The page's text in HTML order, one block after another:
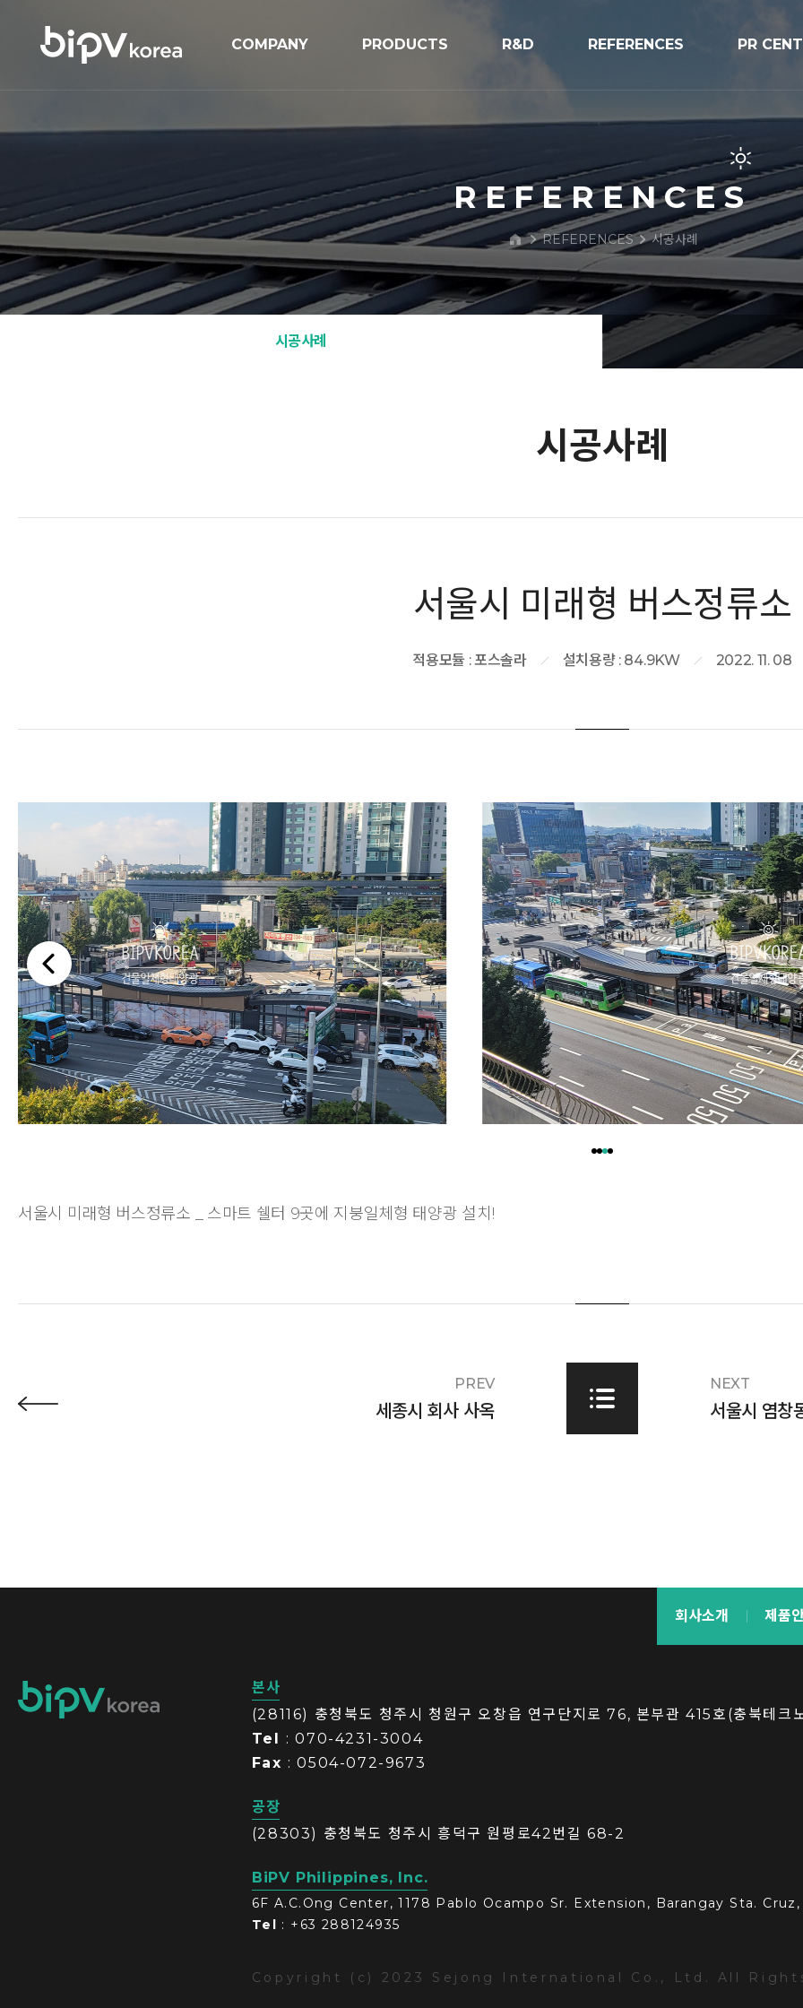
COMPANY
오시는길
PRODUCTS
BIPV
GIPV
MIPV
ESS
Solar Street Light
R&D
R&D
REFERENCES
시공사례
PR
공지사항
보도자료
PR/전시
BIPV
문의하기
REFERENCES
REFERENCES 시공사례
시공사례
시공사례
서울시 미래형 버스정류소
적용모듈 : 포스솔라 설치용량 : 84.9KW 2022. 11. 08
서울시 미래형 버스정류소 _ 스마트 쉘터 9곳에 지붕일체형 태양광 설치!
PREV
세종시 회사 사옥
NEXT
서울시 염창
회사소개 제품
본사
(28116) 충청북도 청주시 청원구 오창읍 연구단지로 76, 본부관 415호(충북테크
Tel : 070-4231-3004
Fax : 0504-072-9673
공장
(28303) 충청북도 청주시 흥덕구 원평로42번길 68-2
BiPV Philippines, Inc.
6F A.C.Ong Center, 1178 Pablo Ocampo Sr. Extension, Barangay Sta.
Tel : +63 288124935
Copyright (c) 2023 Sejong International Co., Ltd. All